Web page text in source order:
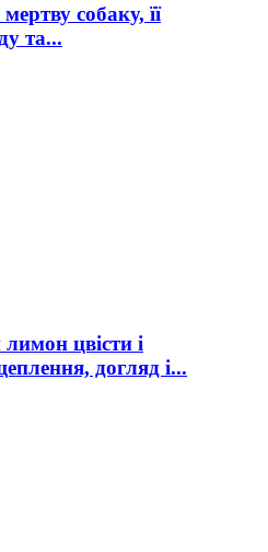
собаку, її
та...
цвісти і
догляд і...